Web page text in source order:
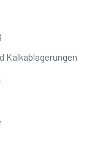
Kalkablagerungen